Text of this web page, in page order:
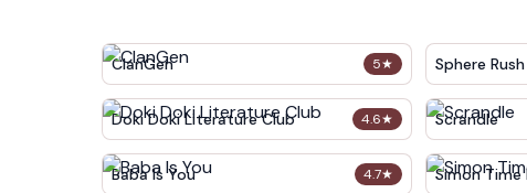
5★
ClanGen Sphere Rush
4.6★
Doki Doki Literature Club Scrandle
4.7★
Baba Is You Simon Time